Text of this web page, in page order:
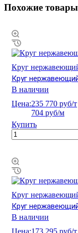
Похожие товары
Круг
Круг
В наличии
Цена:235 770 руб/т
704 руб/м
Купить
Круг
Круг
В наличии